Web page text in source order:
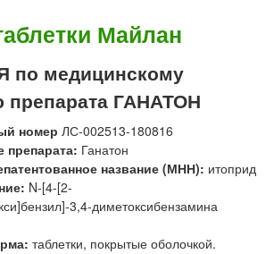
Майлан
по медицинскому
ГАНАТОН
номер ЛС-002513-180816
препарата: Ганатон
название (МНН): итоприд
N-[4-[2-
3,4-диметоксибензамина
таблетки, покрытые оболочкой.